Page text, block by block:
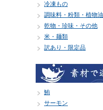
冷凍もの
調味料・粉類・植物油
乾物・珍味・その他
米・麺類
訳あり・限定品
鮪
サーモン